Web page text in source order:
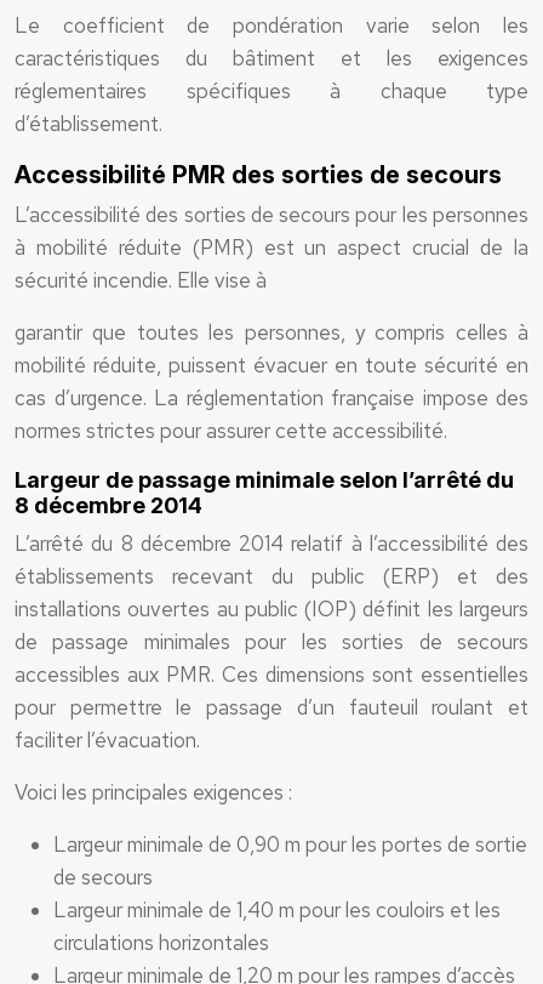
Le coefficient de pondération varie selon les
caractéristiques du bâtiment et les exigences
réglementaires spécifiques à chaque type
d’établissement.
Accessibilité PMR des sorties de secours
L’accessibilité des sorties de secours pour les personnes
à mobilité réduite (PMR) est un aspect crucial de la
sécurité incendie. Elle vise à
garantir que toutes les personnes, y compris celles à
mobilité réduite, puissent évacuer en toute sécurité en
cas d’urgence. La réglementation française impose des
normes strictes pour assurer cette accessibilité.
Largeur de passage minimale selon l’arrêté du
8 décembre 2014
L’arrêté du 8 décembre 2014 relatif à l’accessibilité des
établissements recevant du public (ERP) et des
installations ouvertes au public (IOP) définit les largeurs
de passage minimales pour les sorties de secours
accessibles aux PMR. Ces dimensions sont essentielles
pour permettre le passage d’un fauteuil roulant et
faciliter l’évacuation.
Voici les principales exigences :
Largeur minimale de 0,90 m pour les portes de sortie
de secours
Largeur minimale de 1,40 m pour les couloirs et les
circulations horizontales
Largeur minimale de 1,20 m pour les rampes d’accès